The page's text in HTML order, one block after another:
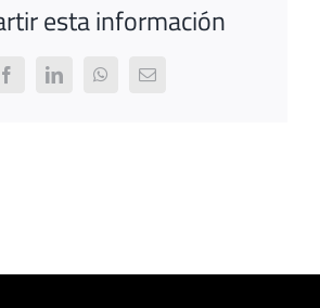
esta información
FacebookLinkedInWhatsApp
Email